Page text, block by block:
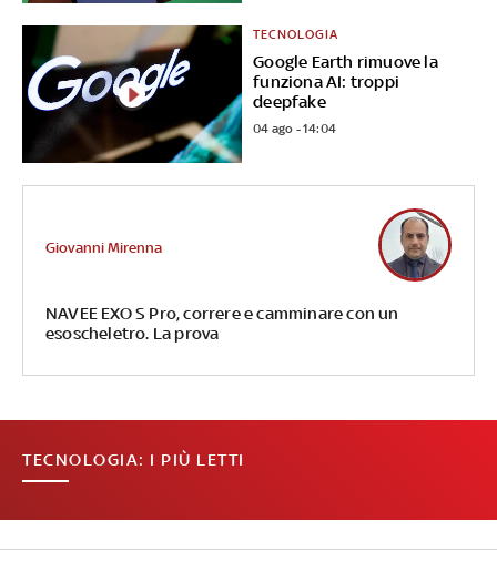
Google Earth rimuove la
funziona AI: troppi
deepfake
TECNOLOGIA
04 ago - 14:04
NAVEE EXO S Pro, correre e camminare con un
esoscheletro. La prova
Giovanni Mirenna
TECNOLOGIA: I PIÙ LETTI